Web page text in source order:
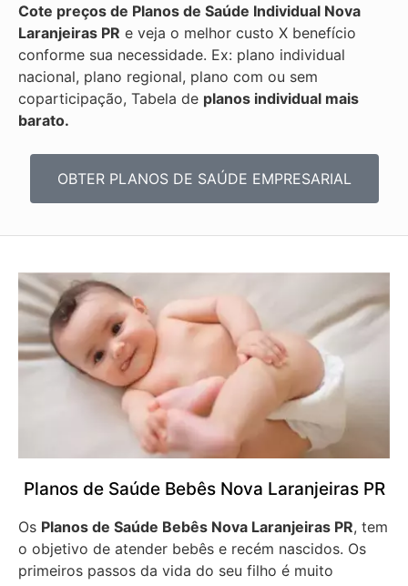
Cote preços de Planos de Saúde Individual Nova
Laranjeiras PR e veja o melhor custo X benefício
conforme sua necessidade. Ex: plano individual
nacional, plano regional, plano com ou sem
coparticipação, Tabela de planos individual mais
barato.
OBTER PLANOS DE SAÚDE EMPRESARIAL
Planos de Saúde Bebês Nova Laranjeiras PR
Os Planos de Saúde Bebês Nova Laranjeiras PR, tem
o objetivo de atender bebês e recém nascidos. Os
primeiros passos da vida do seu filho é muito